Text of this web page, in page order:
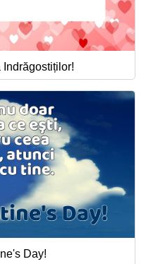
Indrăgostiților!
Day!